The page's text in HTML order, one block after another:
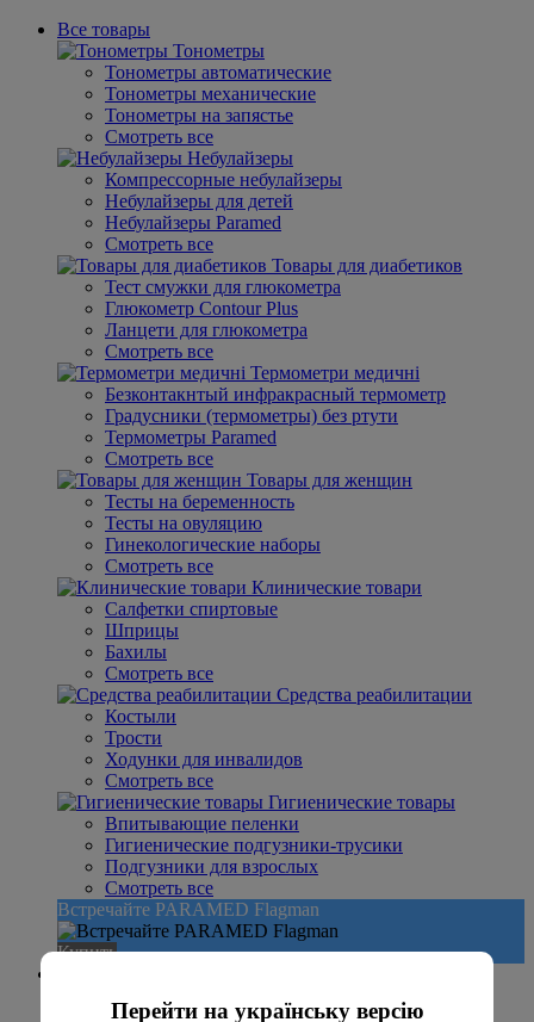
Все товары
Тонометры
Тонометры автоматические
Тонометры механические
Тонометры на запястье
Смотреть все
Небулайзеры
Компрессорные небулайзеры
Небулайзеры для детей
Небулайзеры Paramed
Смотреть все
Товары для диабетиков
Тест смужки для глюкометра
Глюкометр Contour Plus
Ланцети для глюкометра
Смотреть все
Термометри медичні
Безконтакнтый инфракрасный термометр
Градусники (термометры) без ртути
Термометры Paramed
Смотреть все
Товары для женщин
Тесты на беременность
Тесты на овуляцию
Гинекологические наборы
Смотреть все
Клинические товари
Салфетки спиртовые
Шприцы
Бахилы
Смотреть все
Средства реабилитации
Костыли
Трости
Ходунки для инвалидов
Смотреть все
Гигиенические товары
Впитывающие пеленки
Гигиенические подгузники-трусики
Подгузники для взрослых
Смотреть все
Встречайте PARAMED Flagman
Купить
Распродажа ингаляторы
Перейти на українську версію